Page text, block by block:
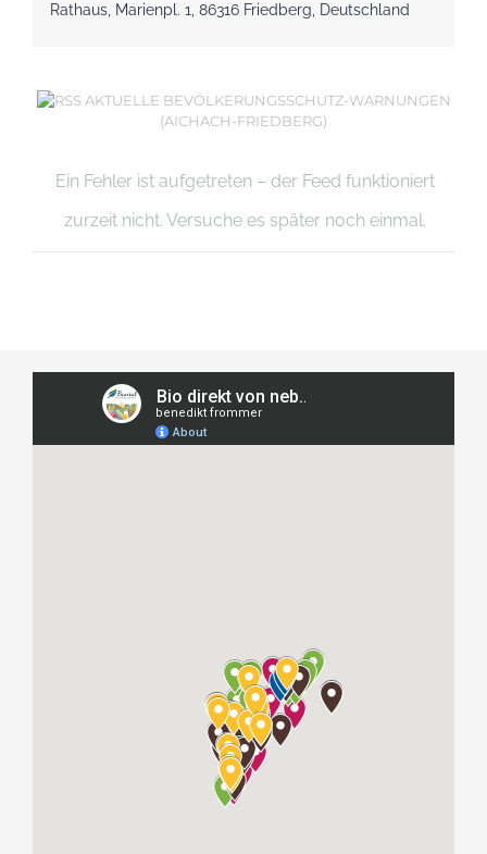
Rathaus, Marienpl. 1, 86316 Friedberg, Deutschland
AKTUELLE BEVÖLKERUNGSSCHUTZ-WARNUNGEN
(AICHACH-FRIEDBERG)
Ein Fehler ist aufgetreten – der Feed funktioniert
zurzeit nicht. Versuche es später noch einmal.